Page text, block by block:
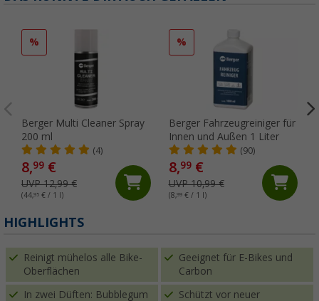
%
Berger Multi Cleaner Spray
200 ml
(4)
8,99 €
UVP 12,99 €
(44,95 € / 1 l)
%
Berger Fahrzeugreiniger für
Innen und Außen 1 Liter
(90)
8,99€
UVP 10,99 €
(8,99€ / 1 l)
HIGHLIGHTS
Reinigt mühelos alle Bike-
Oberflächen
Geeignet für E-Bikes und
Carbon
In zwei Düften: Bubblegum
Schützt vor neuer